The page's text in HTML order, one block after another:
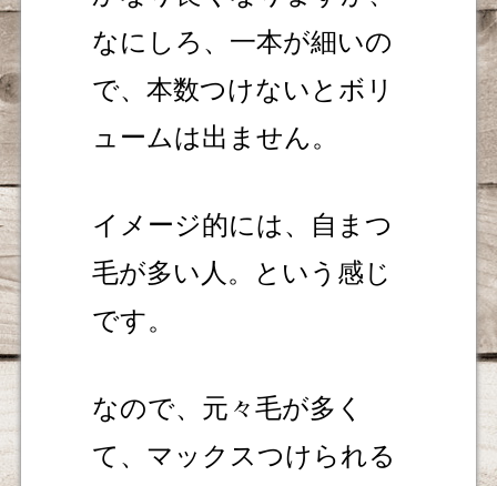
なにしろ、一本が細いの
で、本数つけないとボリ
ュームは出ません。
イメージ的には、自まつ
毛が多い人。という感じ
です。
なので、元々毛が多く
て、マックスつけられる